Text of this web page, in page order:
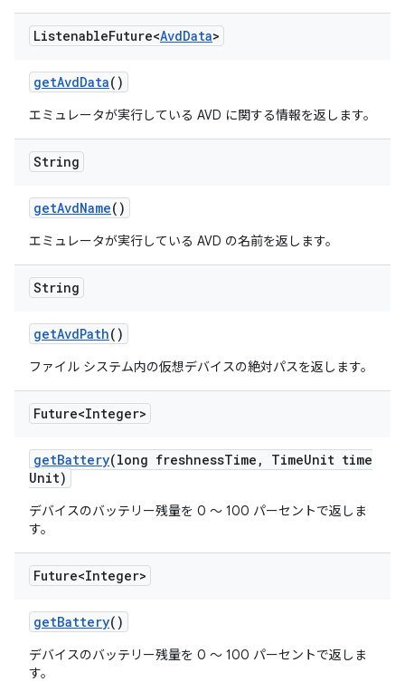
ListenableFuture<AvdData>
getAvdData()
エミュレータが実行している AVD に関する情報を返します。
String
getAvdName()
エミュレータが実行している AVD の名前を返します。
String
getAvdPath()
ファイル システム内の仮想デバイスの絶対パスを返します。
Future<Integer>
getBattery(long freshnessTime , TimeUnit time
Unit)
デバイスのバッテリー残量を 0 ～ 100 パーセントで返しま
す。
Future<Integer>
getBattery()
デバイスのバッテリー残量を 0 ～ 100 パーセントで返しま
す。